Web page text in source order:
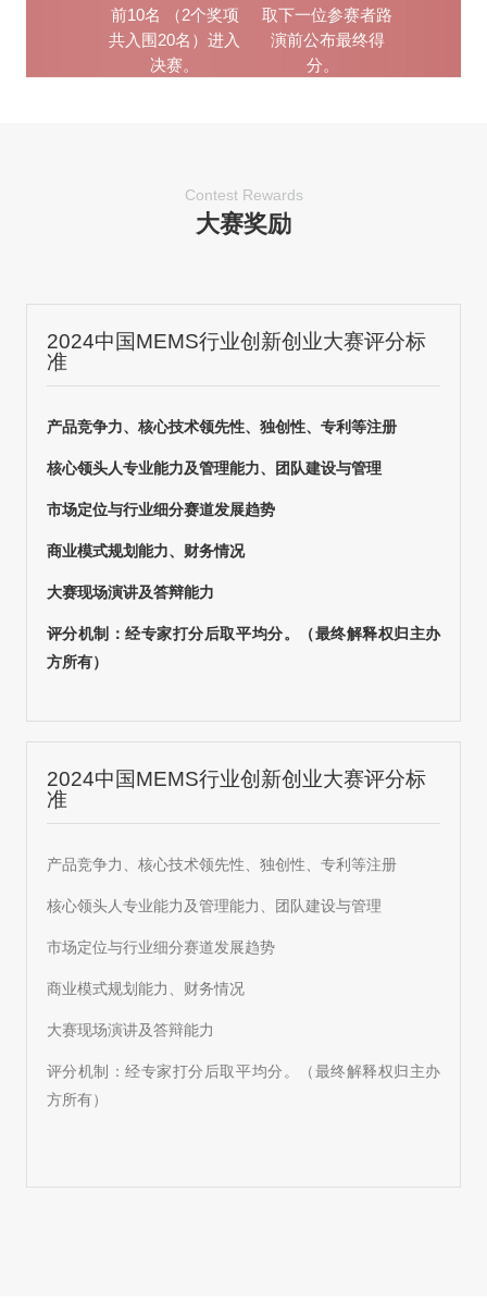
前10名 （2个奖项
共入围20名）进入
决赛。
取下一位参赛者路
演前公布最终得
分。
Contest Rewards
大赛奖励
2024中国MEMS行业创新创业大赛评分标
准
产品竞争力、核心技术领先性、独创性、专利等注册
核心领头人专业能力及管理能力、团队建设与管理
市场定位与行业细分赛道发展趋势
商业模式规划能力、财务情况
大赛现场演讲及答辩能力
评分机制 ：经专家打分后取平均分。（最终解释权归主办
方所有）
2024中国MEMS行业创新创业大赛评分标
准
产品竞争力、核心技术领先性、独创性、专利等注册
核心领头人专业能力及管理能力、团队建设与管理
市场定位与行业细分赛道发展趋势
商业模式规划能力、财务情况
大赛现场演讲及答辩能力
评分机制 ：经专家打分后取平均分 。（最终解释权归主办
方所有）